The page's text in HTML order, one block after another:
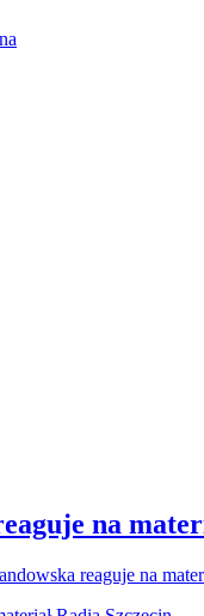
na
reaguje na